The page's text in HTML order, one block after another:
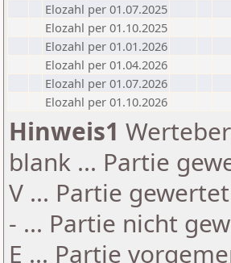
Elozahl per 01.07.2025
Elozahl per 01.10.2025
Elozahl per 01.01.2026
Elozahl per 01.04.2026
Elozahl per 01.07.2026
Elozahl per 01.10.2026
Hinweis1
blank ... Partie
V ... Partie
- ... Partie nicht
E ... Partie